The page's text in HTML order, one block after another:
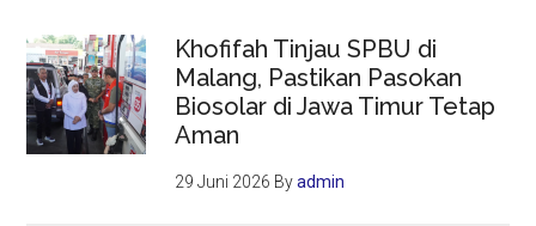
Khofifah Tinjau SPBU di
Malang, Pastikan Pasokan
Biosolar di Jawa Timur Tetap
Aman
29 Juni 2026 Byadmin